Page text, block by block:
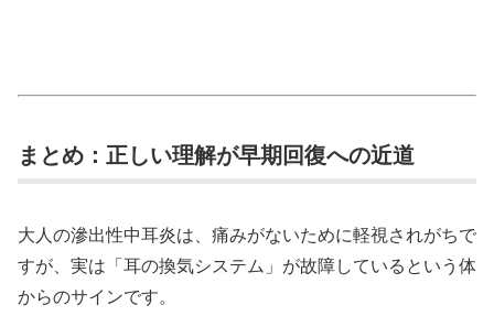
まとめ：正しい理解が早期回復への近道
大人の滲出性中耳炎は、痛みがないために軽視されがちで
すが、実は「耳の換気システム」が故障しているという体
からのサインです。